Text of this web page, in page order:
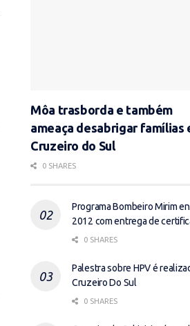
Môa trasborda e também
ameaça desabrigar famílias
Cruzeiro do Sul
0 SHARES
Programa Bombeiro Mirim
2012 com entrega de
0 SHARES
Palestra sobre HPV é
Cruzeiro Do Sul
0 SHARES